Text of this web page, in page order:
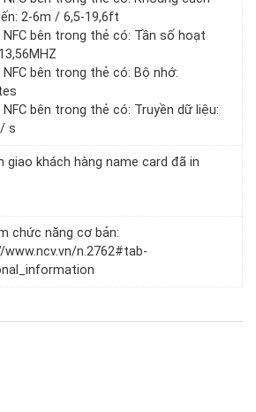
2-6m / 6,5-19,6ft
NFC bên trong thẻ có: Tần số hoạt
NFC bên trong thẻ có: Bộ nhớ:
NFC bên trong thẻ có: Truyền dữ liệu:
s
giao khách hàng name card đã in
chức năng cơ bản:
www.ncv.vn/n.2762#tab-